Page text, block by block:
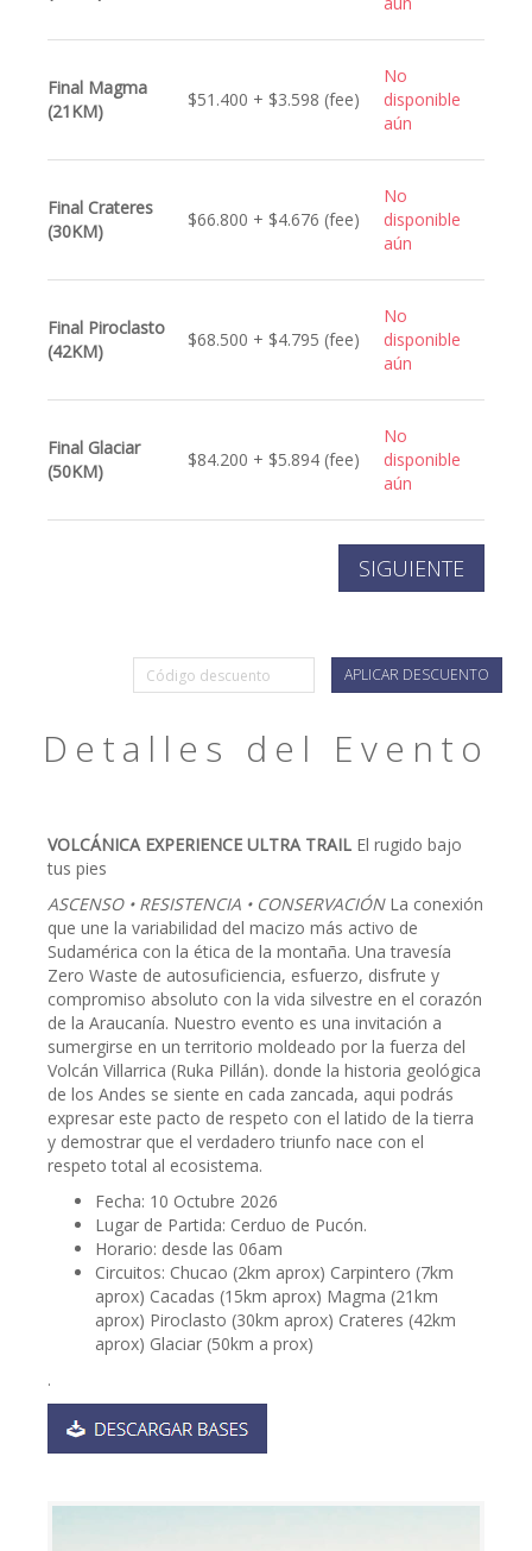
Final Magma
(21KM)
$51.400 + $3.598 (fee)
No
disponible
aún
Final Crateres
(30KM)
$66.800 + $4.676 (fee)
No
disponible
aún
Final Piroclasto
(42KM)
$68.500 + $4.795 (fee)
No
disponible
aún
Final Glaciar
(50KM)
$84.200 + $5.894 (fee)
No
disponible
aún
APLICAR DESCUENTO
Detalles del Evento
VOLCÁNICA EXPERIENCE ULTRA TRAIL El rugido bajo
tus pies
ASCENSO • RESISTENCIA • CONSERVACIÓNLa conexión
que une la variabilidad del macizo más activo de
Sudamérica con la ética de la montaña. Una travesía
Zero Waste de autosuficiencia, esfuerzo, disfrute y
compromiso absoluto con la vida silvestre en el corazón
de la Araucanía. Nuestro evento es una invitación a
sumergirse en un territorio moldeado por la fuerza del
Volcán Villarrica (Ruka Pillán). donde la historia geológica
de los Andes se siente en cada zancada, aqui podrás
expresar este pacto de respeto con el latido de la tierra
y demostrar que el verdadero triunfo nace con el
respeto total al ecosistema.
Fecha: 10 Octubre 2026
Lugar de Partida: Cerduo de Pucón.
Horario: desde las 06am
Circuitos: Chucao (2km aprox) Carpintero (7km
aprox) Cacadas (15km aprox) Magma (21km
aprox) Piroclasto (30km aprox) Crateres (42km
aprox) Glaciar (50km a prox)
.